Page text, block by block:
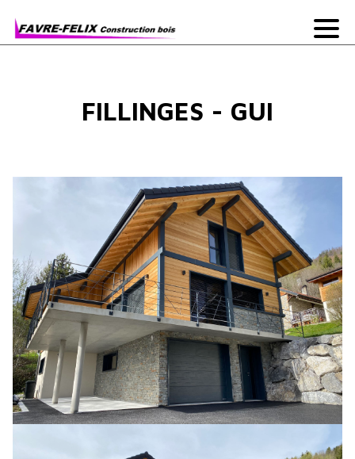
FILLINGES - GUI